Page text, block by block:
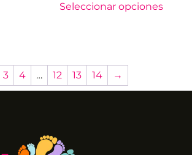
Seleccionar opciones
3 4 … 12 13 14 →